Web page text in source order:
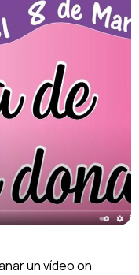
REALIZADOS
BLOG
un vídeo on